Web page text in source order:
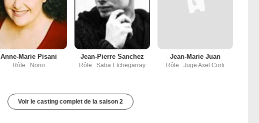
Anne-Marie Pisani
Rôle : Nono
Jean-Pierre Sanchez
Rôle : Saba Etchegarray
Jean-Marie Juan
Rôle : Juge Axel Corti
Voir le casting complet de la saison 2